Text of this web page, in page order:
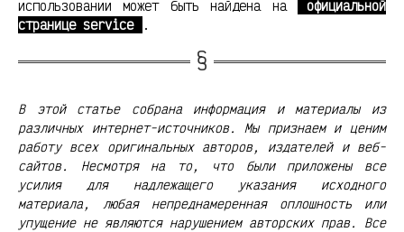
использовании может быть найдена на
официальной
странице service
.
В этой статье собрана информация и материалы из
различных интернет-источников. Мы признаем и ценим
работу всех оригинальных авторов, издателей и веб-
сайтов. Несмотря на то, что были приложены все
усилия для надлежащего указания исходного
материала, любая непреднамеренная оплошность или
упущение не являются нарушением авторских прав. Все